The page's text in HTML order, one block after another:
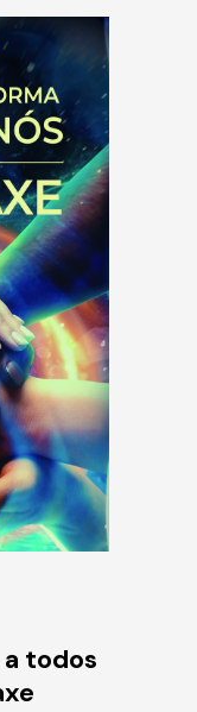
todos